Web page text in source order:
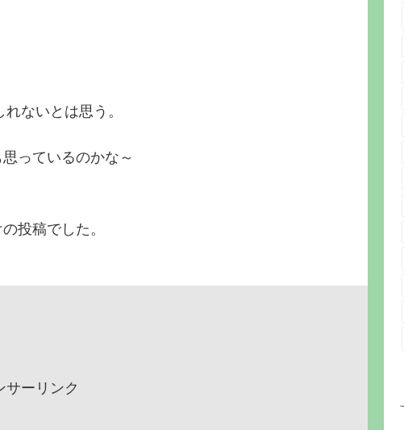
ないとは思う。
っているのかな～
投稿でした。
サーリンク